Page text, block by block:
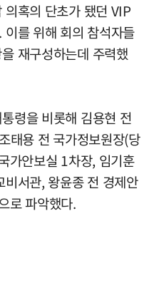
혹의 단초가 됐던 VIP
를 위해 회의 참석자들
재구성하는데 주력했
령을 비롯해 김용현 전
태용 전 국가정보원장(당
가안보실 1차장, 임기훈
서관, 왕윤종 전 경제안
로 파악했다.